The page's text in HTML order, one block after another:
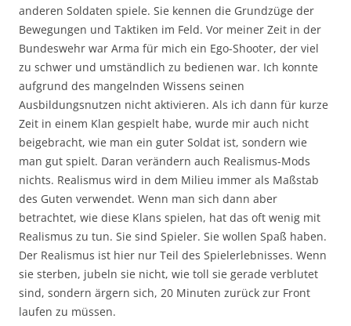
anderen Soldaten spiele. Sie kennen die Grundzüge der
Bewegungen und Taktiken im Feld. Vor meiner Zeit in der
Bundeswehr war Arma für mich ein Ego-Shooter, der viel
zu schwer und umständlich zu bedienen war. Ich konnte
aufgrund des mangelnden Wissens seinen
Ausbildungsnutzen nicht aktivieren. Als ich dann für kurze
Zeit in einem Klan gespielt habe, wurde mir auch nicht
beigebracht, wie man ein guter Soldat ist, sondern wie
man gut spielt. Daran verändern auch Realismus-Mods
nichts. Realismus wird in dem Milieu immer als Maßstab
des Guten verwendet. Wenn man sich dann aber
betrachtet, wie diese Klans spielen, hat das oft wenig mit
Realismus zu tun. Sie sind Spieler. Sie wollen Spaß haben.
Der Realismus ist hier nur Teil des Spielerlebnisses. Wenn
sie sterben, jubeln sie nicht, wie toll sie gerade verblutet
sind, sondern ärgern sich, 20 Minuten zurück zur Front
laufen zu müssen.